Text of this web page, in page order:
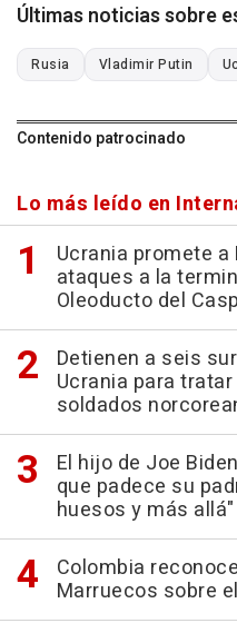
Últimas noticias sobre
Rusia Vladimir Putin
Contenido patrocinado
Lo más leído en
Ucrania promete a
ataques a la
Oleoducto del
Detienen a seis
Ucrania para
soldados
El hijo de Joe
que padece su
huesos y más allá"
Colombia
Marruecos sobre